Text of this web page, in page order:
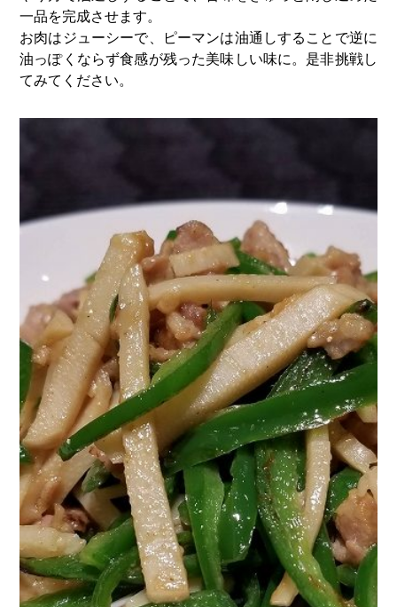
一品を完成させます。
お肉はジューシーで、ピーマンは油通しすることで逆に
油っぽくならず食感が残った美味しい味に。是非挑戦し
てみてください。